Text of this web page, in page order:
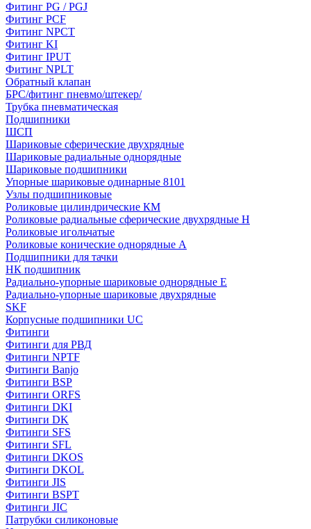
Фитинг PG / PGJ
Фитинг PCF
Фитинг NPCT
Фитинг KI
Фитинг IPUT
Фитинг NPLT
Обратный клапан
БРС/фитинг пневмо/штекер/
Трубка пневматическая
Подшипники
ШСП
Шариковые сферические двухрядные
Шариковые радиальные однорядные
Шариковые подшипники
Упорные шариковые одинарные 8101
Узлы подшипниковые
Роликовые цилиндрические КМ
Роликовые радиальные сферические двухрядные H
Роликовые игольчатые
Роликовые конические однорядные А
Подшипники для тачки
НК подшипник
Радиально-упорные шариковые однорядные Е
Радиально-упорные шариковые двухрядные
SKF
Корпусные подшипники UC
Фитинги
Фитинги для РВД
Фитинги NPTF
Фитинги Banjo
Фитинги BSP
Фитинги ORFS
Фитинги DKI
Фитинги DK
Фитинги SFS
Фитинги SFL
Фитинги DKOS
Фитинги DKOL
Фитинги JIS
Фитинги BSPT
Фитинги JIC
Патрубки силиконовые